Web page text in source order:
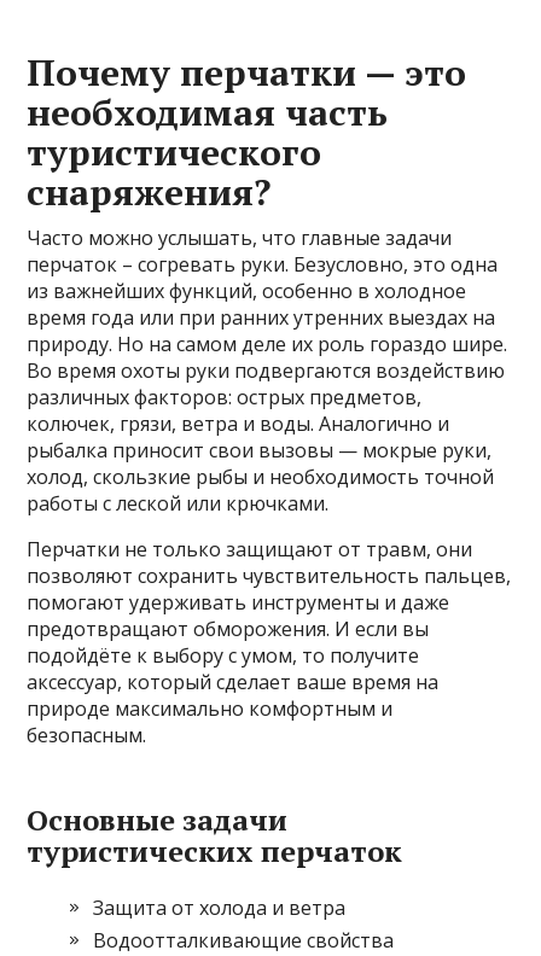
Почему перчатки — это
необходимая часть
туристического
снаряжения?
Часто можно услышать, что главные задачи
перчаток – согревать руки. Безусловно, это одна
из важнейших функций, особенно в холодное
время года или при ранних утренних выездах на
природу. Но на самом деле их роль гораздо шире.
Во время охоты руки подвергаются воздействию
различных факторов: острых предметов,
колючек, грязи, ветра и воды. Аналогично и
рыбалка приносит свои вызовы — мокрые руки,
холод, скользкие рыбы и необходимость точной
работы с леской или крючками.
Перчатки не только защищают от травм, они
позволяют сохранить чувствительность пальцев,
помогают удерживать инструменты и даже
предотвращают обморожения. И если вы
подойдёте к выбору с умом, то получите
аксессуар, который сделает ваше время на
природе максимально комфортным и
безопасным.
Основные задачи
туристических перчаток
Защита от холода и ветра
Водоотталкивающие свойства